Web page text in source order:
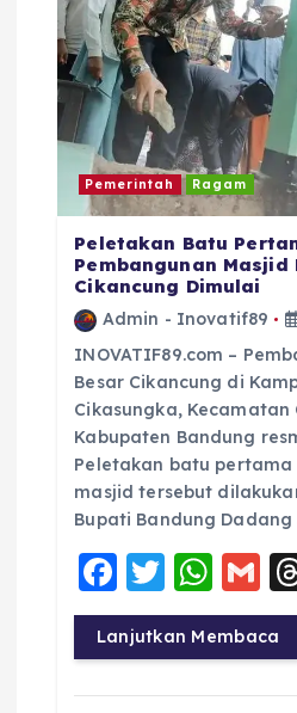
Pemerintah Ragam
Peletakan Batu
Pembangunan Masjid
Cikancung Dimulai
Admin - Inovatif89
INOVATIF89.com –
Besar Cikancung di
Cikasungka, Kecamatan
Kabupaten Bandung
Peletakan batu pertama
masjid tersebut
Bupati Bandung
F
a
c
e
T
w
it
te
W
h
a
ts
G
m
ai
l
Lanjutkan Membaca